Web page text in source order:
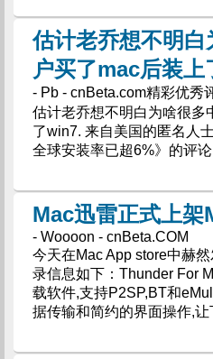
估计老乔想不明白
户买了mac后装
- Pb - cnBeta.com精彩优秀
估计老乔想不明白为啥很多
了win7. 来自美国的匿名人
全球安装率已超6%》的评
Mac迅雷正式上
- Woooon - cnBeta.COM
今天在Mac App store中赫
录信息如下：Thunder For
载软件,支持P2SP,BT和
据传输和简约的界面操作,让